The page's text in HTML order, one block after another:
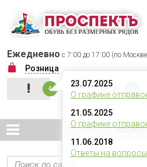
Ежедневно с 7:00 до 17:00 (по
Розница
! 4
23.07.2025
О графике
21.05.2025
О графике
11.06.2018
Ответы на
NEW
МЕНЮ